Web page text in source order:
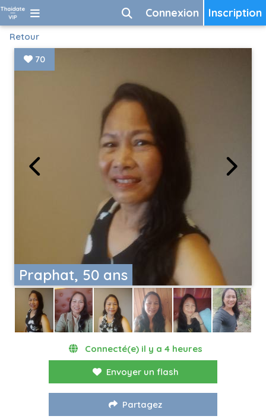
Inscription
Connexion
Retour
Praphat, 50 ans
70
Connecté(e) il y a 4 heures
Envoyer un flash
Partagez